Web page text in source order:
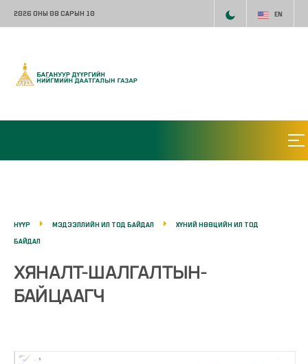
2026 ОНЫ 08 САРЫН 10 EN
НҮҮР МЭДЭЭЛЛИЙН ИЛ ТОД БАЙДАЛ
ХҮНИЙ НӨӨЦИЙН ИЛ ТОД
БАЙДАЛ
ХЯНАЛТ-ШАЛГАЛТЫН-
БАЙЦААГЧ